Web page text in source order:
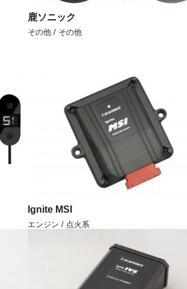
鹿ソニック
その他 / その他
Ignite MSI
エンジン / 点火系